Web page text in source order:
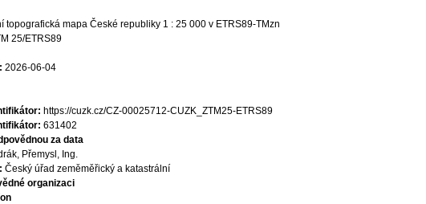
topografická mapa České republiky 1 : 25 000 v ETRS89-TMzn
25/ETRS89
2026-06-04
https://cuzk.cz/CZ-00025712-CUZK_ZTM25-ETRS89
631402
za data
Přemysl, Ing.
Český úřad zeměměřický a katastrální
organizaci